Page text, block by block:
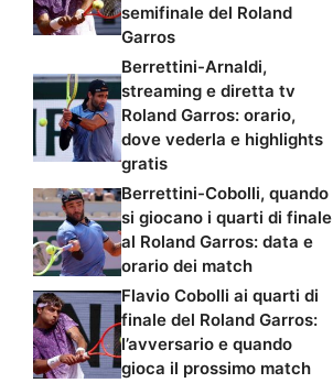
semifinale del Roland
Garros
Berrettini-Arnaldi,
streaming e diretta tv
Roland Garros: orario,
dove vederla e highlights
gratis
Berrettini-Cobolli, quando
si giocano i quarti di finale
al Roland Garros: data e
orario dei match
Flavio Cobolli ai quarti di
finale del Roland Garros:
l’avversario e quando
gioca il prossimo match